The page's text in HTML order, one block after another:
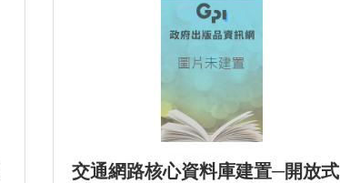
交通網路核心資料庫建置─開放式